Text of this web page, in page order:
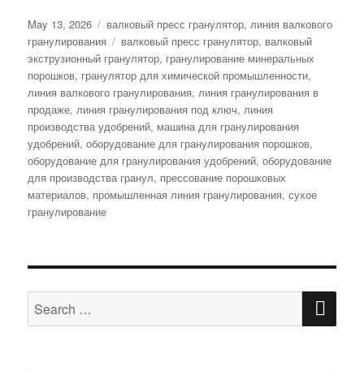
Posted
on
May 13, 2026 Categories
валковый пресс гранулятор, линия валкового
гранулирования
Tags
валковый пресс гранулятор, валковый
экструзионный гранулятор, гранулирование минеральных
порошков, гранулятор для химической промышленности,
линия валкового гранулирования, линия гранулирования в
продаже, линия гранулирования под ключ, линия
производства удобрений, машина для гранулирования
удобрений,оборудование для гранулирования порошков,
оборудование для гранулирования удобрений,оборудование
для производства гранул, прессование порошковых
материалов, промышленная линия гранулирования,сухое
гранулирование
Search
for: